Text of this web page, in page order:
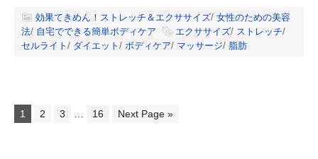
効果てきめん！ストレッチ＆エクササイズ/ 女性のための美容
法/ 自宅でできる簡単ボディケア エクササイズ/ ストレッチ/
セルライト / ダイエット / ボディケア/ マッサージ/ 脂肪
1 2 3 16 Next Page »